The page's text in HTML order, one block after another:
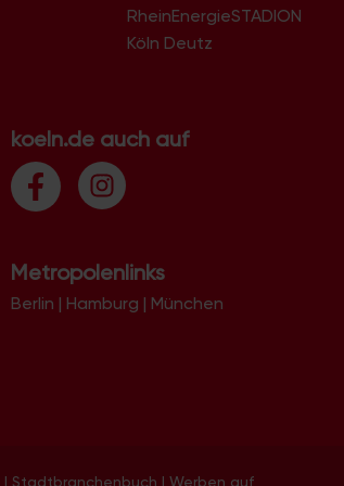
RheinEnergieSTADION
Köln Deutz
koeln.de auch auf
Metropolenlinks
Berlin | Hamburg | München
| Stadtbranchenbuch | Werben auf